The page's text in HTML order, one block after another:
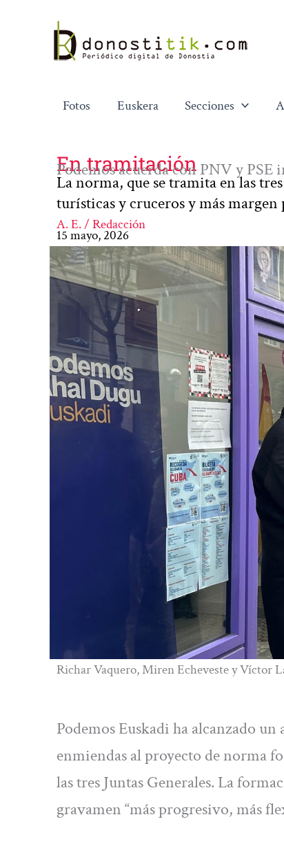
contenido
Fotos Euskera Secciones
En tramitación
Podemos acuerda con PNV y
La norma, que se tramita en las
turísticas y cruceros y más
A. E. / Redacción
15 mayo, 2026
Richar Vaquero, Miren Echeveste y Víctor
Podemos Euskadi ha alcanzado
enmiendas al proyecto de norma
las tres Juntas Generales. La
gravamen “más progresivo, más